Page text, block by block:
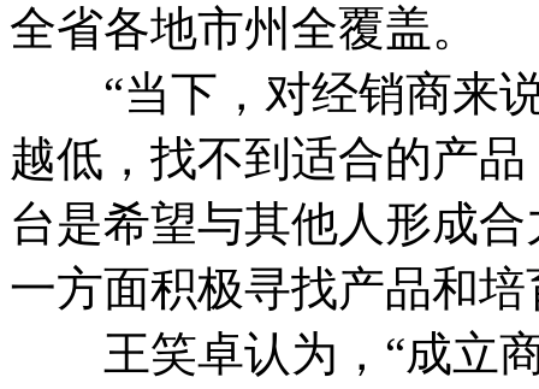
全省各地市州全覆盖。
“当下，对经销商来说
越低，找不到适合的产
台是希望与其他人形成
一方面积极寻找产品和
王笑卓认为，“成立商